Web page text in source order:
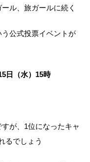
ル、旅ガールに続く
う公式投票イベントが
日（水）15時
が、1位になったキャ
るでしょう